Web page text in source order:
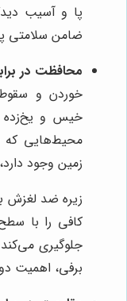
پا و آسیب
ضامن سلامتی
محافظت در
خوردن و
خیس و یخ‌زده
محیط‌هایی که
زمین وجود
زیره ضد
کافی را با
جلوگیری
برفی، اهمیت